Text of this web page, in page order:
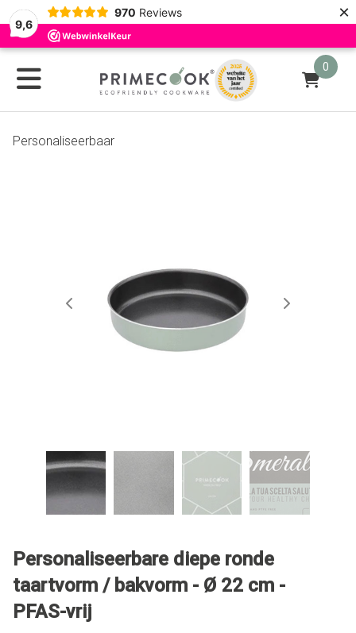
9,6
970 Reviews ×
0
Personaliseerbaar
Personaliseerbare diepe ronde
taartvorm / bakvorm - Ø 22 cm -
PFAS-vrij